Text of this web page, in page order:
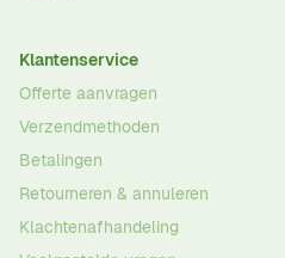
Klantenservice
Offerte aanvragen
Verzendmethoden
Betalingen
Retourneren & annuleren
Klachtenafhandeling